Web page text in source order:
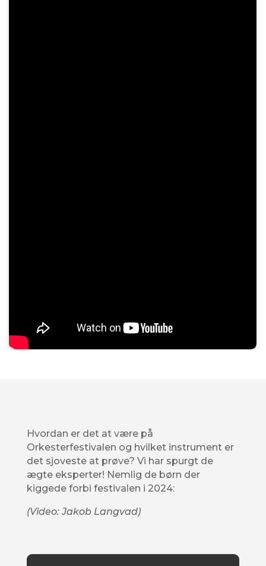
Hvordan er det at være på
Orkesterfestivalen og hvilket instrument er
det sjoveste at prøve? Vi har spurgt de
ægte eksperter! Nemlig de børn der
kiggede forbi festivalen i 2024:
(Video: Jakob Langvad)